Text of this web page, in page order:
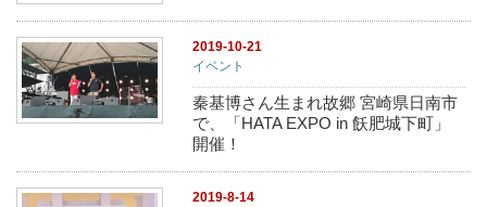
2019-10-21
イベント
秦基博さん生まれ故郷 宮崎県日南市
で、「HATA EXPO in 飫肥城下町」
開催！
2019-8-14